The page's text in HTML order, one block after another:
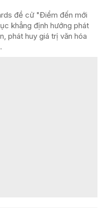
đề cử "Điểm đến mới
khẳng định hướng phát
phát huy giá trị văn hóa